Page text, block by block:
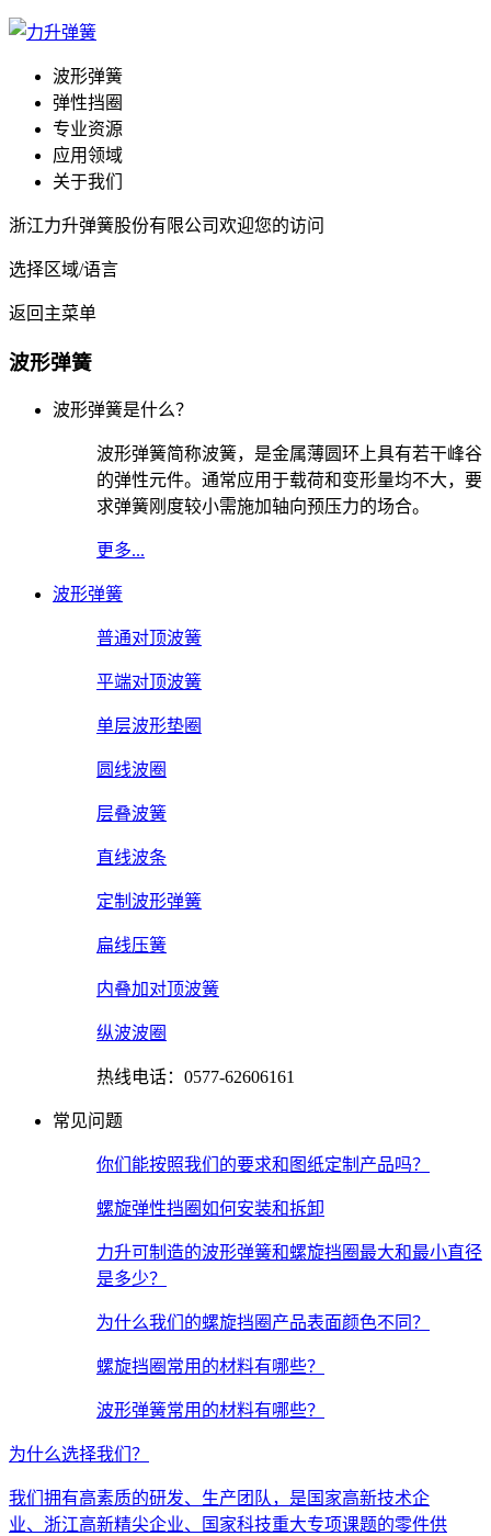
波形弹簧
弹性挡圈
专业资源
应用领域
关于我们
浙江力升弹簧股份有限公司欢迎您的访问
选择区域/语言
返回主菜单
波形弹簧
波形弹簧是什么？
波形弹簧简称波簧，是金属薄圆环上具有若干峰谷
的弹性元件。通常应用于载荷和变形量均不大，要
求弹簧刚度较小需施加轴向预压力的场合。
更多...
波形弹簧
普通对顶波簧
平端对顶波簧
单层波形垫圈
圆线波圈
层叠波簧
直线波条
定制波形弹簧
扁线压簧
内叠加对顶波簧
纵波波圈
热线电话：0577-62606161
常见问题
你们能按照我们的要求和图纸定制产品吗？
螺旋弹性挡圈如何安装和拆卸
力升可制造的波形弹簧和螺旋挡圈最大和最小直径
是多少？
为什么我们的螺旋挡圈产品表面颜色不同？
螺旋挡圈常用的材料有哪些？
波形弹簧常用的材料有哪些？
为什么选择我们？
我们拥有高素质的研发、生产团队，是国家高新技术企
业、浙江高新精尖企业、国家科技重大专项课题的零件供